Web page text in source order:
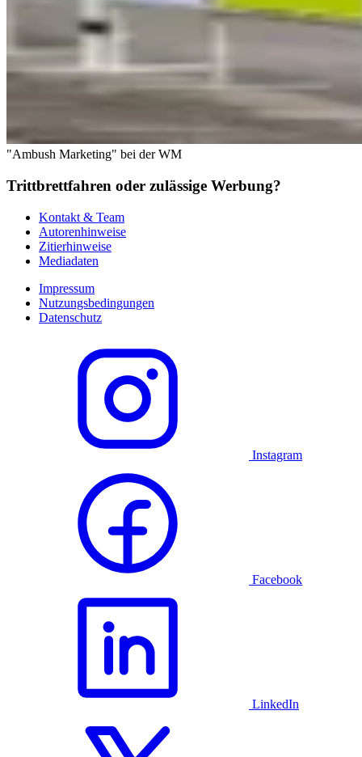
"Ambush Marketing" bei der WM
Trittbrettfahren oder zulässige Werbung?
Kontakt & Team
Autorenhinweise
Zitierhinweise
Mediadaten
Impressum
Nutzungsbedingungen
Datenschutz
Instagram
Facebook
LinkedIn